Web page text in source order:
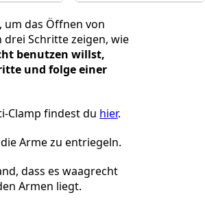
um das Öffnen von
Schritte zeigen, wie
benutzen willst,
und folge einer
Clamp findest du hier.
Arme zu entriegeln.
dass es waagrecht
Armen liegt.